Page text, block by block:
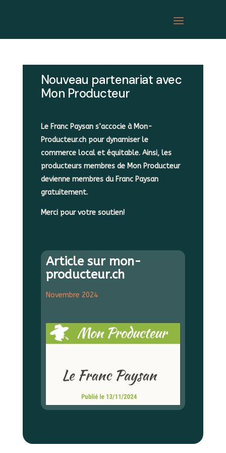
Nouveau partenariat avec
Mon Producteur
Le Franc Paysan s’accocie à Mon-
Producteur.ch pour dynamiser le
commerce local et équitable. Ainsi, les
producteurs membres de Mon Producteur
devienne membres du Franc Paysan
gratuitement.
Merci pour votre soutien!
Article sur mon-
producteur.ch
Novembre 2024